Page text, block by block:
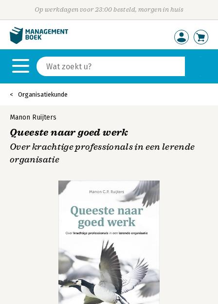
Op werkdagen voor 23:00 besteld, morgen in huis
Organisatiekunde
Manon Ruijters
Queeste naar goed werk
Over krachtige professionals in een lerende
organisatie